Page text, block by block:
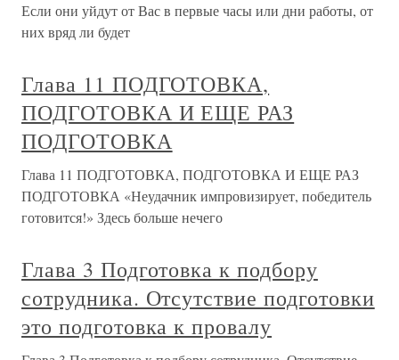
Если они уйдут от Вас в первые часы или дни работы, от
них вряд ли будет
Глава 11 ПОДГОТОВКА,
ПОДГОТОВКА И ЕЩЕ РАЗ
ПОДГОТОВКА
Глава 11 ПОДГОТОВКА, ПОДГОТОВКА И ЕЩЕ РАЗ
ПОДГОТОВКА «Неудачник импровизирует, победитель
готовится!» Здесь больше нечего
Глава 3 Подготовка к подбору
сотрудника. Отсутствие подготовки
это подготовка к провалу